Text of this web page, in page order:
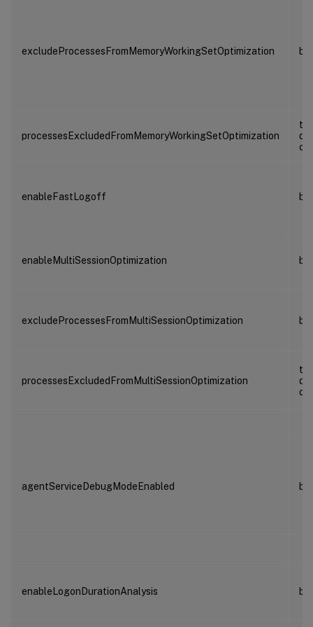
excludeProcessesFromMemoryWorkingSetOptimization
processesExcludedFromMemoryWorkingSetOptimization
de
enableFastLogoff
enableMultiSessionOptimization
excludeProcessesFromMultiSessionOptimization
processesExcludedFromMultiSessionOptimization
de
agentServiceDebugModeEnabled
enableLogonDurationAnalysis